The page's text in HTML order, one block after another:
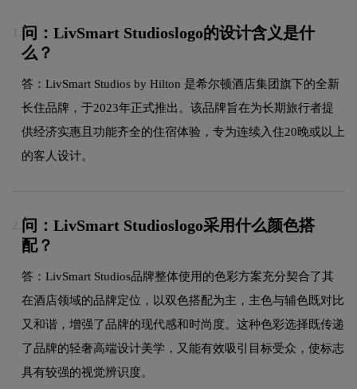
问：LivSmart Studioslogo的设计含义是什
么？
答：LivSmart Studios by Hilton 是希尔顿酒店集团旗下的全新
长住品牌，于2023年正式推出。该品牌旨在为长期旅行者提
供经济实惠且功能齐全的住宿体验，专为连续入住20晚或以上
的客人设计。
2. 问：LivSmart Studioslogo采用什么颜色搭
配？
答：LivSmart Studios品牌整体使用的色彩方案充分契合了其
在酒店领域的品牌定位，以双色搭配为主，主色与辅色既对比
又和谐，增强了品牌的现代感和时尚度。这种色彩选择既传递
了品牌的轻奢高端设计美学，又能有效吸引目标受众，使标志
具有较强的视觉辨识度。